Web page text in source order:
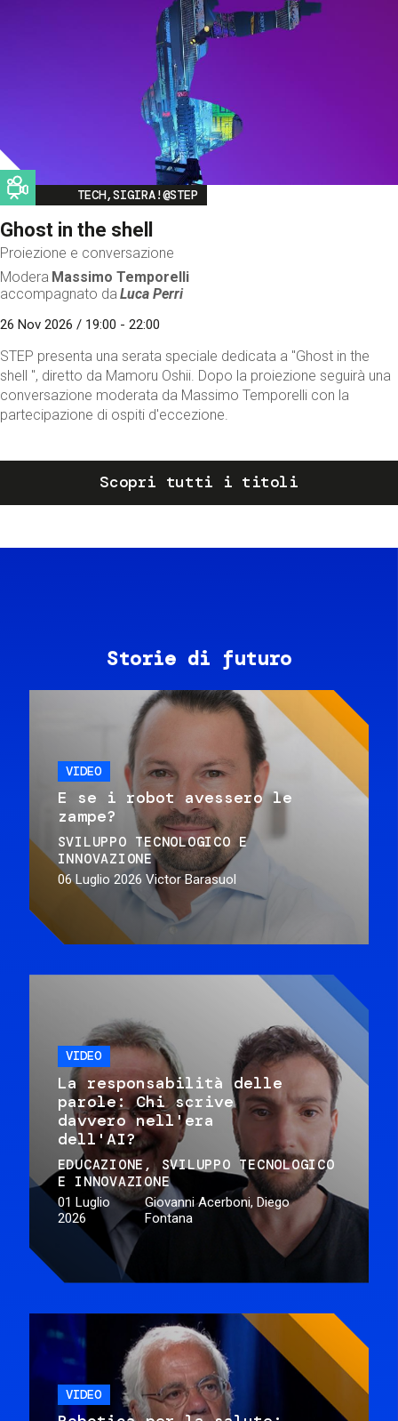
Image
TECH,SIGIRA!@STEP
Ghost in the shell
Proiezione e conversazione
Modera Massimo Temporelli
accompagnato da Luca Perri
26 Nov 2026 / 19:00 - 22:00
STEP presenta una serata speciale dedicata a "Ghost in the
shell ", diretto da Mamoru Oshii. Dopo la proiezione seguirà una
conversazione moderata da Massimo Temporelli con la
partecipazione di ospiti d'eccezione.
Scopri tutti i titoli
Storie di futuro
VIDEO
E se i robot avessero le
zampe?
SVILUPPO TECNOLOGICO E
INNOVAZIONE
06 Luglio 2026 Victor Barasuol
VIDEO
La responsabilità delle
parole: Chi scrive
davvero nell'era
dell'AI?
EDUCAZIONE
SVILUPPO TECNOLOGICO
E INNOVAZIONE
01 Luglio
2026
Giovanni Acerboni, Diego
Fontana
VIDEO